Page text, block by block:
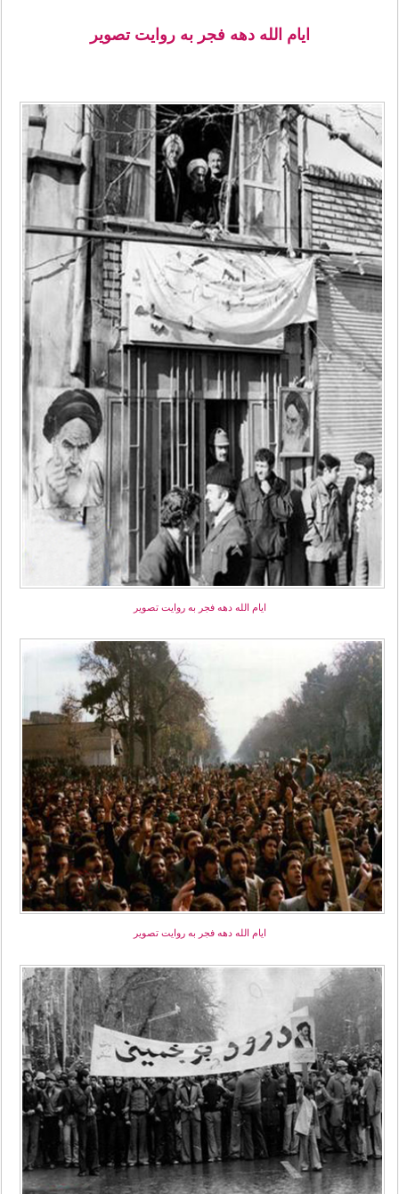
ایام الله دهه فجر به روایت تصویر
ایام الله دهه فجر به روایت تصویر
ایام الله دهه فجر به روایت تصویر